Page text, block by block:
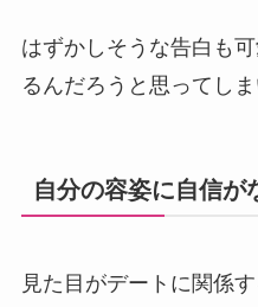
はずかしそうな告白も
るんだろうと思ってしま
自分の容姿に自信が
見た目がデートに関係